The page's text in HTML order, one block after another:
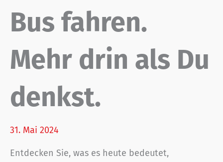
Bus fahren.
Mehr drin als Du
denkst.
31. Mai 2024
Entdecken Sie, was es heute bedeutet,